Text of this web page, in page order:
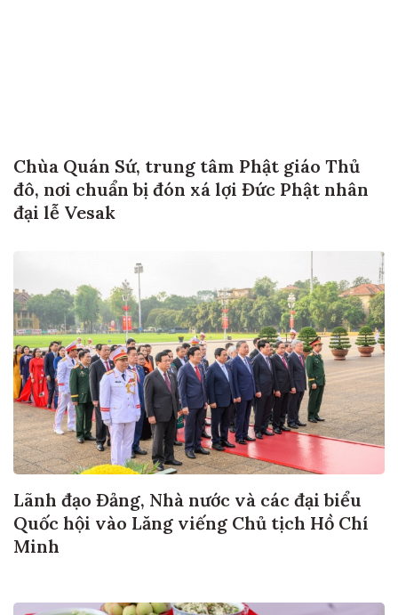
Chùa Quán Sứ, trung tâm Phật giáo Thủ
đô, nơi chuẩn bị đón xá lợi Đức Phật nhân
đại lễ Vesak
Lãnh đạo Đảng, Nhà nước và các đại biểu
Quốc hội vào Lăng viếng Chủ tịch Hồ Chí
Minh